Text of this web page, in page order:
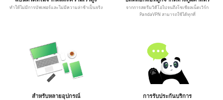
ทำให้ไม่มีการบัฟเฟอร์และไม่มีความล่าช้าเป็นจริง
จากการสตรีมวิดีโอไปจนถึงโซเชียลเน็ตเวิร์ก
PandaVPN สามารถใช้ได้ทุกที่
สำหรับหลายอุปกรณ์ การรับประกันบริการ